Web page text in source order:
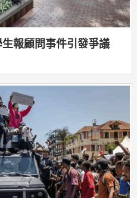
報顧問事件引發爭議